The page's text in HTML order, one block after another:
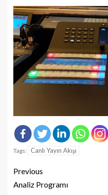
Tags: Canlı Yayın Akışı
Previous
Analiz Programı